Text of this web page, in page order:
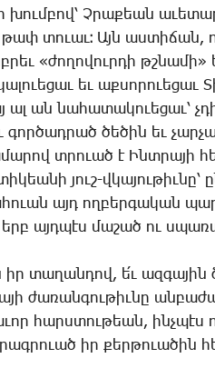
խում­բով՝ Չ­րա­քեան
թափ տո­ւաւ։ Այն աս­տի­ճան,
«ժո­ղո­վուր­դի թշնա­մի»
եւ աք­սո­րո­ւե­ցաւ
ալ ան նա­հա­տա­կո­ւե­ցաւ՝
ծե­ծին եւ
տրո­ւած է Ինտ­րա­յի
յուշ-վկա­յու­թիւ­նը՝
այդ ող­բեր­գա­կան
այդ­պէս մա­շած ու
իր տա­ղան­դով, ե՛ւ
ժա­ռան­գու­թիւ­նը
հարս­տու­թեան,
իր քեր­թո­ւա­ծին